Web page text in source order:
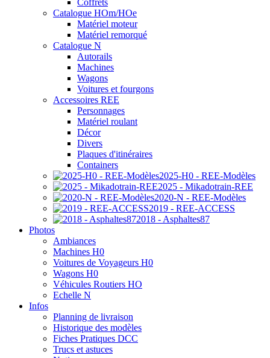
Coffrets
Catalogue HOm/HOe
Matériel moteur
Matériel remorqué
Catalogue N
Autorails
Machines
Wagons
Voitures et fourgons
Accessoires REE
Personnages
Matériel roulant
Décor
Divers
Plaques d'itinéraires
Containers
2025-H0 - REE-Modèles
2025 - Mikadotrain-REE
2020-N - REE-Modèles
2019 - REE-ACCESS
2018 - Asphaltes87
Photos
Ambiances
Machines H0
Voitures de Voyageurs H0
Wagons H0
Véhicules Routiers HO
Echelle N
Infos
Planning de livraison
Historique des modèles
Fiches Pratiques DCC
Trucs et astuces